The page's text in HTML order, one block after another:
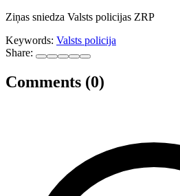
Ziņas sniedza Valsts policijas ZRP
Keywords: Valsts policija
Share:
Comments (0)